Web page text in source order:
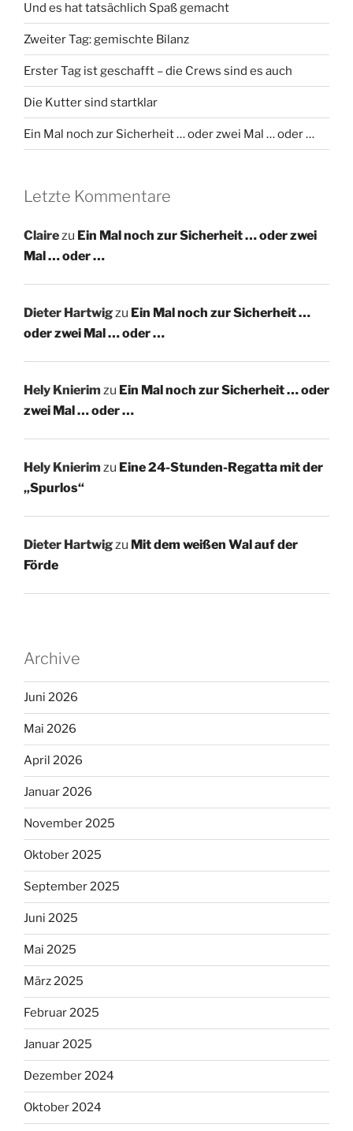
Und es hat tatsächlich Spaß gemacht
Zweiter Tag: gemischte Bilanz
Erster Tag ist geschafft – die Crews sind es auch
Die Kutter sind startklar
Ein Mal noch zur Sicherheit … oder zwei Mal … oder …
Letzte Kommentare
Claire zu Ein Mal noch zur Sicherheit … oder zwei
Mal … oder …
Dieter Hartwig zu Ein Mal noch zur Sicherheit …
oder zwei Mal … oder …
Hely Knierim zu Ein Mal noch zur Sicherheit … oder
zwei Mal … oder …
Hely Knierim zu Eine 24-Stunden-Regatta mit der
„Spurlos“
Dieter Hartwig zu Mit dem weißen Wal auf der
Förde
Archive
Juni 2026
Mai 2026
April 2026
Januar 2026
November 2025
Oktober 2025
September 2025
Juni 2025
Mai 2025
März 2025
Februar 2025
Januar 2025
Dezember 2024
Oktober 2024